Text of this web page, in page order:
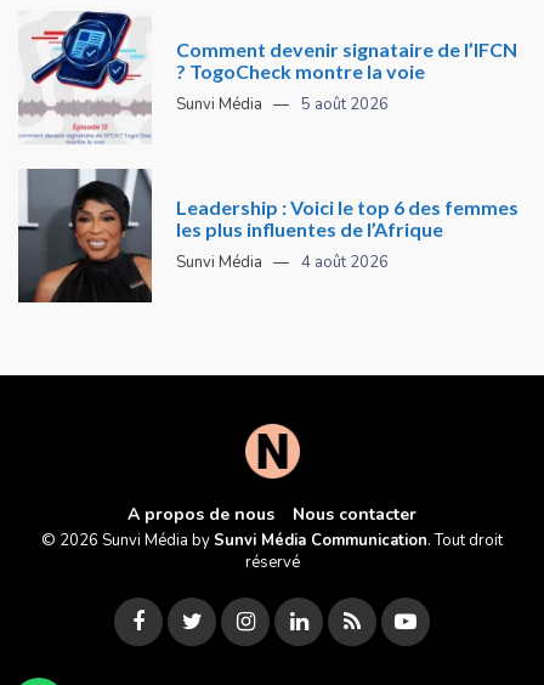
Comment devenir signataire de l’IFCN
? TogoCheck montre la voie
Sunvi Média 5 août 2026
Leadership : Voici le top 6 des femmes
les plus influentes de l’Afrique
Sunvi Média 4 août 2026
A propos de nous Nous contacter
© 2026 Sunvi Média by Sunvi Média Communication. Tout droit
réservé